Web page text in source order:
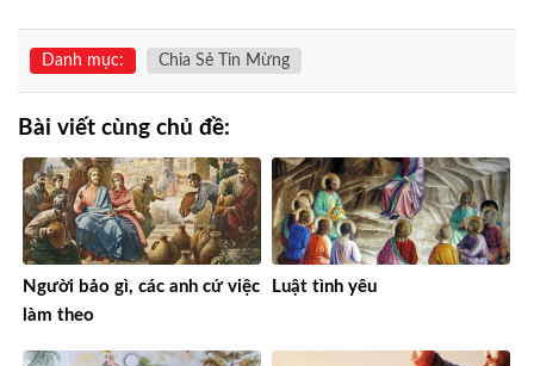
Danh mục: Chia Sẻ Tin Mừng
Bài viết cùng chủ đề:
Người bảo gì, các anh cứ việc
làm theo
Luật tình yêu